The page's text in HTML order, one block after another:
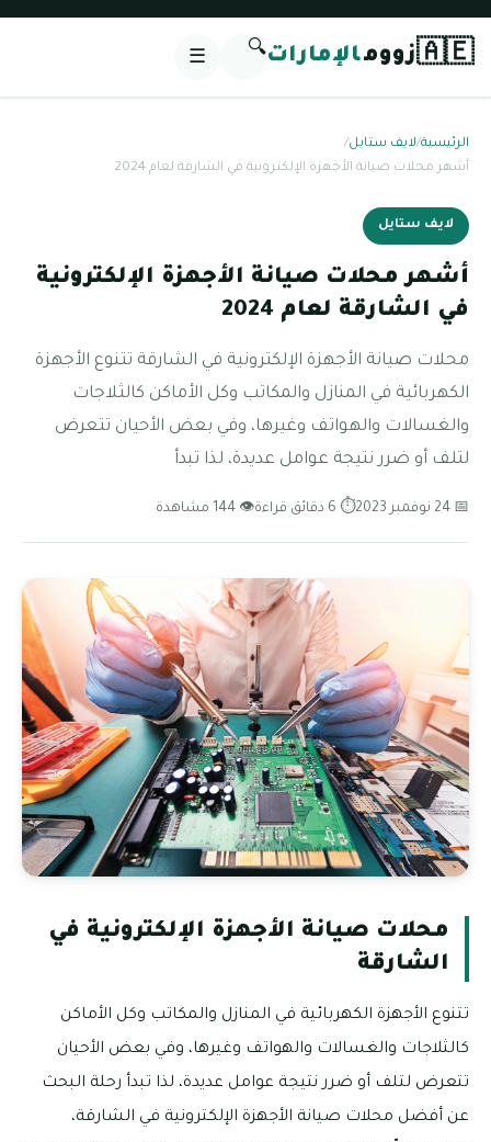
🇦🇪زوومالإمارات🔍
☰
الرئيسية/لايف ستايل/
أشهر محلات صيانة الأجهزة الإلكترونية في الشارقة لعام 2024
لايف ستايل
أشهر محلات صيانة الأجهزة الإلكترونية
في الشارقة لعام 2024
محلات صيانة الأجهزة الإلكترونية في الشارقة تتنوع الأجهزة
الكهربائية في المنازل والمكاتب وكل الأماكن كالثلاجات
والغسالات والهواتف وغيرها، وفي بعض الأحيان تتعرض
لتلف أو ضرر نتيجة عوامل عديدة، لذا تبدأ
📅 24 نوفمبر 2023 ⏱ 6 دقائق قراءة 👁 144 مشاهدة
محلات صيانة الأجهزة الإلكترونية في
الشارقة
تتنوع الأجهزة الكهربائية في المنازل والمكاتب وكل الأماكن
كالثلاجات والغسالات والهواتف وغيرها، وفي بعض الأحيان
تتعرض لتلف أو ضرر نتيجة عوامل عديدة، لذا تبدأ رحلة البحث
عن أفضل محلات صيانة الأجهزة الإلكترونية في الشارقة،